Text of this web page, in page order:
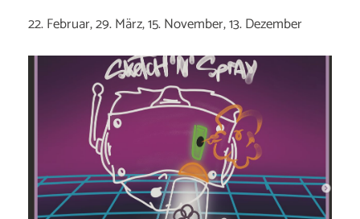
22. Februar, 29. März, 15. November, 13. Dezember